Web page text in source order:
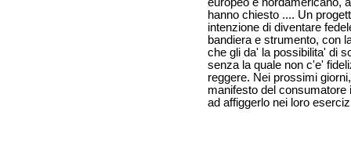
hanno chiesto .... Un
intenzione di diventare
bandiera e strumento, con
che gli da' la possibilita' di
senza la quale non c'e'
reggere. Nei prossimi
manifesto del
ad affiggerlo nei loro